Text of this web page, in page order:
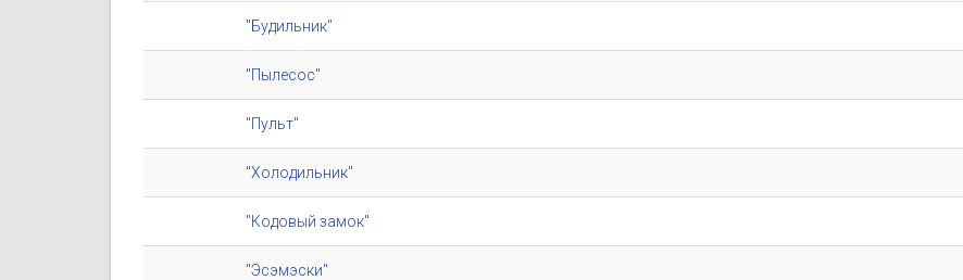
"Будильник"
"Пылесос"
"Пульт"
"Холодильник"
"Кодовый замок"
"Эсэмэски"